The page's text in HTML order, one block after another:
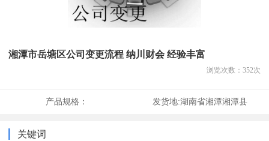
湘潭市岳塘区公司变更流程 纳川财会 经验丰富
浏览次数： 352次
产品规格： 发货地:湖南省湘潭湘潭县
关键词